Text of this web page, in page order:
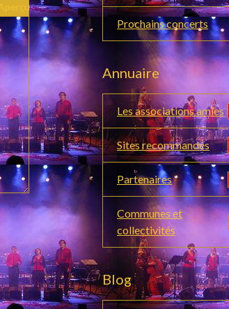
Aperçu
Prochains concerts
Annuaire
Les associations amies
Sites recommandés
Partenaires
Communes et
collectivités
Blog